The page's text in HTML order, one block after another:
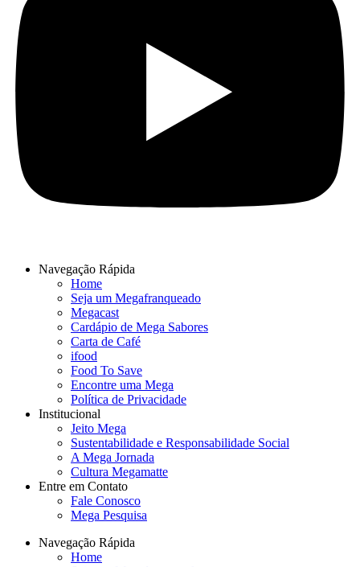
Navegação Rápida
Home
Seja um Megafranqueado
Megacast
Cardápio de Mega Sabores
Carta de Café
ifood
Food To Save
Encontre uma Mega
Política de Privacidade
Institucional
Jeito Mega
Sustentabilidade e Responsabilidade Social
A Mega Jornada
Cultura Megamatte
Entre em Contato
Fale Conosco
Mega Pesquisa
Navegação Rápida
Home